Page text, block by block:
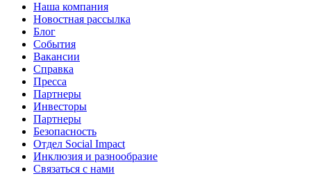
Наша компания
Новостная рассылка
Блог
События
Вакансии
Справка
Пресса
Партнеры
Инвесторы
Партнеры
Безопасность
Отдел Social Impact
Инклюзия и разнообразие
Связаться с нами